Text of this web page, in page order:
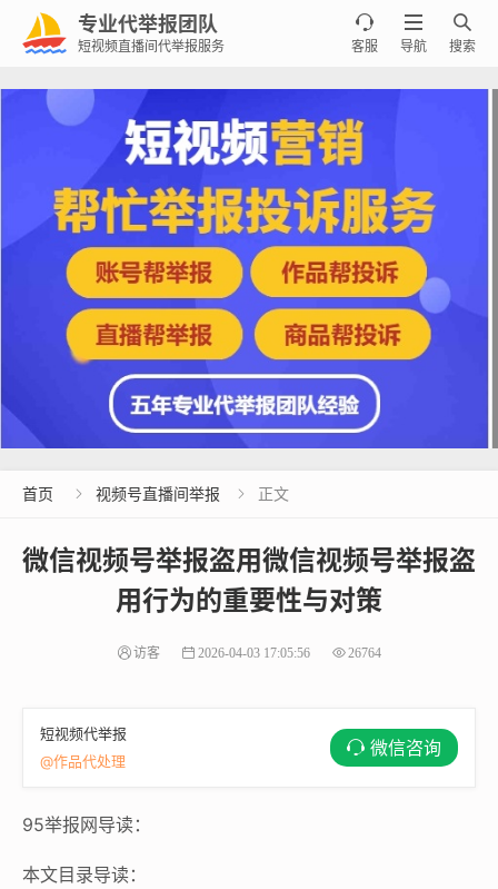
专业代举报团队
短视频直播间代举报服务

搜索

导航

客服
首页  视频号直播间举报  正文
微信视频号举报盗用微信视频号举报盗
用行为的重要性与对策
访客 2026-04-03 17:05:56 26764
短视频代举报
@作品代处理
微信咨询
95举报网导读：
本文目录导读：